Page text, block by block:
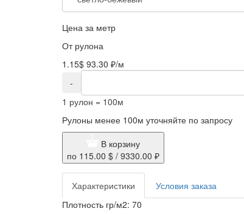
Цена за метр
От рулона
1.15$ 93.30 ₽/м
-
1 рулон = 100м
Рулоны менее 100м уточняйте по запросу
В корзину
по 115.00 $ / 9330.00 ₽
Характеристики
Условия заказа
Плотность гр/м2: 70